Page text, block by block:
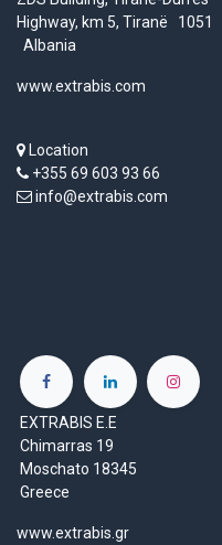
Highway, km 5, Tiranë 1051
Albania
www.extrabis.com
Location
+355 69 603 93 66
info@extrabis.com
EXTRABIS E.E
Chimarras 19
Moschato 18345
Greece
www.extrabis.gr